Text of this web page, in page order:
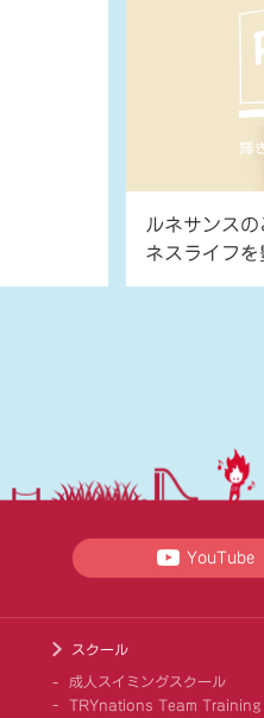
ルネサンス
ネスライフを
YouTube
スクール
成人スイミングスクール
TRYnations Team Training